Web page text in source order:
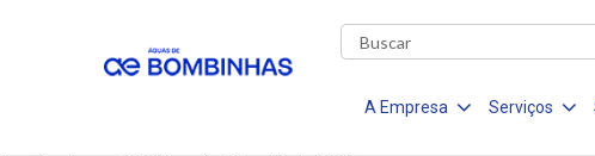
A Empresa Serviços